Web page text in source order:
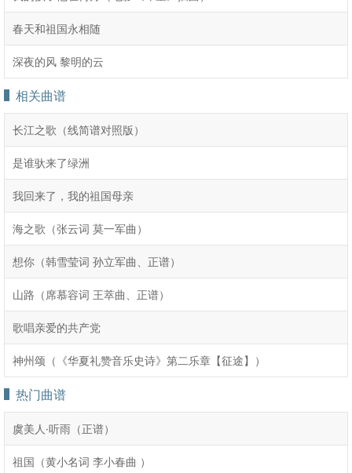
春天和祖国永相随
深夜的风 黎明的云
相关曲谱
长江之歌（线简谱对照版）
是谁驮来了绿洲
我回来了，我的祖国母亲
海之歌（张云词 莫一军曲）
想你（韩雪莹词 孙立军曲、正谱）
山路（席慕容词 王萃曲、正谱）
歌唱亲爱的共产党
神州颂（《华夏礼赞音乐史诗》第二乐章【征途】）
热门曲谱
虞美人·听雨（正谱）
祖国（黄小名词 李小春曲 ）